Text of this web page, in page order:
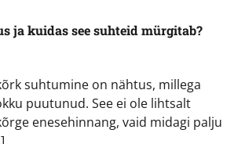
ja kuidas see suhteid mürgitab?
suhtumine on nähtus, millega
puutunud. See ei ole lihtsalt
enesehinnang, vaid midagi palju